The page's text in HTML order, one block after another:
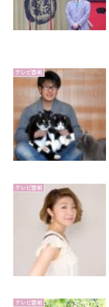
テレビ番組
テレビ番組
テレビ番組